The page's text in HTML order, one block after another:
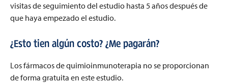
visitas de seguimiento del estudio hasta 5 años después de
que haya empezado el estudio.
¿Esto tien algún costo? ¿Me pagarán?
Los fármacos de quimioinmunoterapia no se proporcionan
de forma gratuita en este estudio.